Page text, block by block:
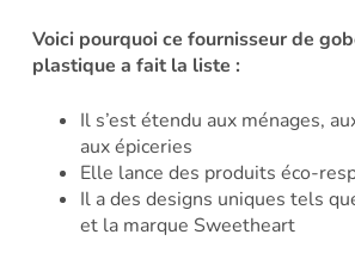
Voici pourquoi ce fournisseur de
plastique a fait la liste :
Il s’est étendu aux ménages,
aux épiceries
Elle lance des produits éco-
Il a des designs uniques tels
et la marque Sweetheart